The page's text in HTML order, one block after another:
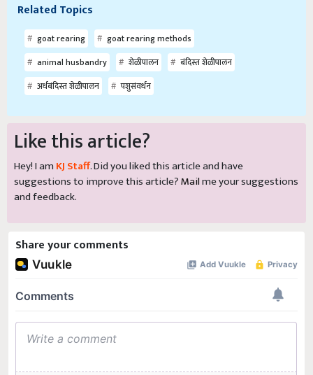
Related Topics
goat rearing
goat rearing methods
animal husbandry
शेळीपालन
बंदिस्त शेळीपालन
अर्धबंदिस्त शेळीपालन
पशुसंवर्धन
Like this article?
Hey! I am KJ Staff. Did you liked this article and have
suggestions to improve this article?Mailme your suggestions
and feedback.
Share your comments